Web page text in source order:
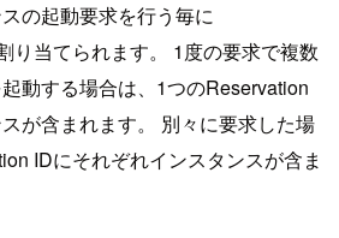
の起動要求を行う毎に
り当てられます。 1度の要求で複数
動する場合は、1つのReservation
が含まれます。 別々に要求した場
IDにそれぞれインスタンスが含ま